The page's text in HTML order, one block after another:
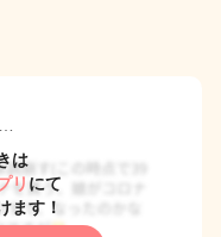
は
リ にて
ます！